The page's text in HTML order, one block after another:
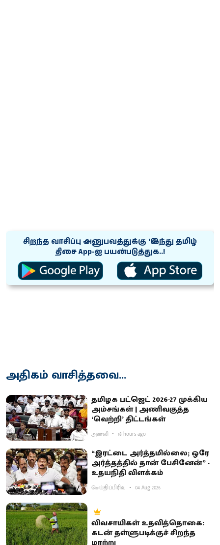
சிறந்த வாசிப்பு அனுபவத்துக்கு ‘இந்து தமிழ்
திசை App-ஐ பயன்படுத்துக..!
அதிகம் வாசித்தவை...
தமிழக பட்ஜெட் 2026-27 முக்கிய
அம்சங்கள் | அணிவகுத்த
‘வெற்றி’ திட்டங்கள்
அனலி 18 hours ago
“இரட்டை அர்த்தமில்லை; ஒரே
அர்த்தத்தில் தான் பேசினேன்” -
உதயநிதி விளக்கம்
செய்திப்பிரிவு 04 Aug 2026
விவசாயிகள் உதவித்தொகை:
கடன் தள்ளுபடிக்குச் சிறந்த